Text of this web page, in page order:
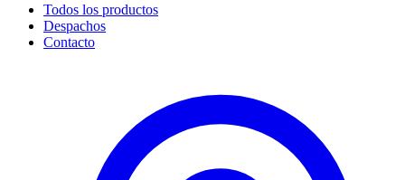
Todos los productos
Despachos
Contacto